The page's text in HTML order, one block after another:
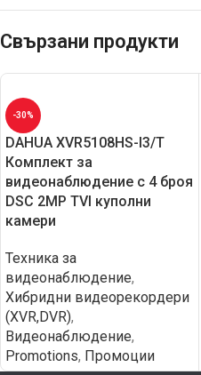
Свързани продукти
-30%
DAHUA XVR5108HS-I3/T
Комплект за
видеонаблюдение с 4 броя
DSC 2MP TVI куполни
камери
Техника за
видеонаблюдение,
Хибридни видеорекордери
(XVR,DVR),
Видеонаблюдение,
Promotions, Промоции